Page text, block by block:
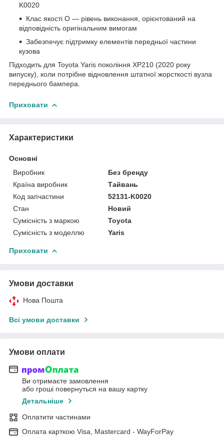
K0020
Клас якості O — рівень виконання, орієнтований на
відповідність оригінальним вимогам
Забезпечує підтримку елементів передньої частини
кузова
Підходить для Toyota Yaris покоління XP210 (2020 року
випуску), коли потрібне відновлення штатної жорсткості вузла
переднього бампера.
Приховати
Характеристики
Основні
Виробник
Без бренду
Країна виробник
Тайвань
Код запчастини
52131-K0020
Стан
Новий
Сумісність з маркою
Toyota
Сумісність з моделлю
Yaris
Приховати
Умови доставки
Нова Пошта
Всі умови доставки
Умови оплати
Ви отримаєте замовлення
або гроші повернуться на вашу картку
Детальніше
Оплатити частинами
Оплата карткою Visa, Mastercard - WayForPay